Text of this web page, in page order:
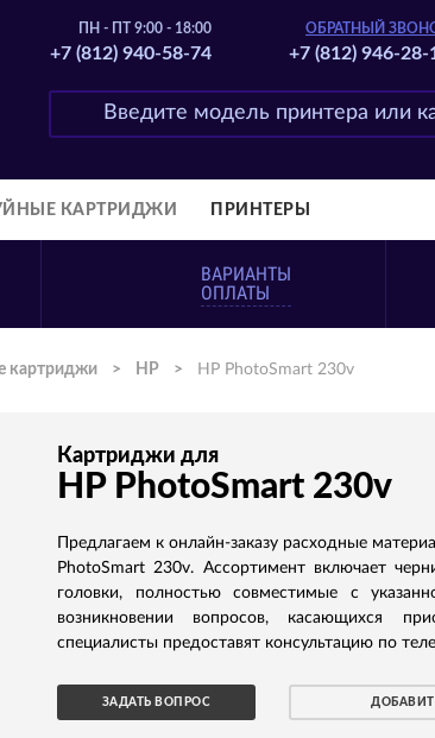
ПН - ПТ 9:00 - 18:00
+7 (812) 940-58-74
ОБРАТНЫЙ
+7 (812) 946-28-
КАРТРИДЖИ ПРИНТЕРЫ
ВАРИАНТЫ
ОПЛАТЫ
картриджи > HP > HP PhotoSmart 230v
Картриджи для
HP PhotoSmart 230v
Предлагаем к онлайн-заказу расходные
PhotoSmart 230v. Ассортимент включает
головки, полностью совместимые с
возникновении вопросов, касающихся
специалисты предоставят консультацию по
ЗАДАТЬ ВОПРОС